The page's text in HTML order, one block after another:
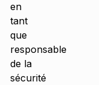
en
tant
que
responsable
de la
sécurité